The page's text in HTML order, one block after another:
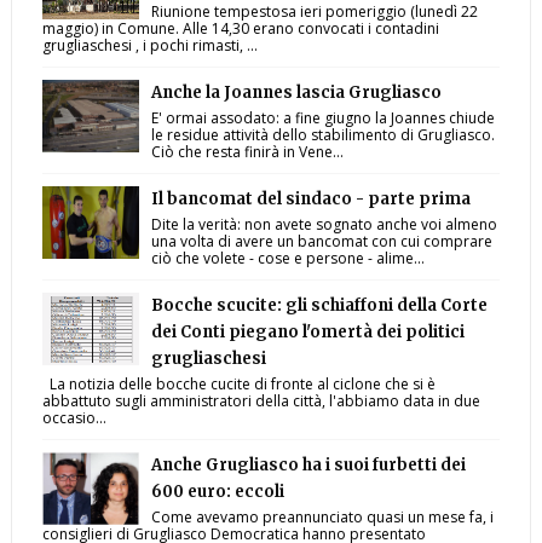
Riunione tempestosa ieri pomeriggio (lunedì 22
maggio) in Comune. Alle 14,30 erano convocati i contadini
grugliaschesi , i pochi rimasti, ...
Anche la Joannes lascia Grugliasco
E' ormai assodato: a fine giugno la Joannes chiude
le residue attività dello stabilimento di Grugliasco.
Ciò che resta finirà in Vene...
Il bancomat del sindaco - parte prima
Dite la verità: non avete sognato anche voi almeno
una volta di avere un bancomat con cui comprare
ciò che volete - cose e persone - alime...
Bocche scucite: gli schiaffoni della Corte
dei Conti piegano l'omertà dei politici
grugliaschesi
La notizia delle bocche cucite di fronte al ciclone che si è
abbattuto sugli amministratori della città, l'abbiamo data in due
occasio...
Anche Grugliasco ha i suoi furbetti dei
600 euro: eccoli
Come avevamo preannunciato quasi un mese fa, i
consiglieri di Grugliasco Democratica hanno presentato